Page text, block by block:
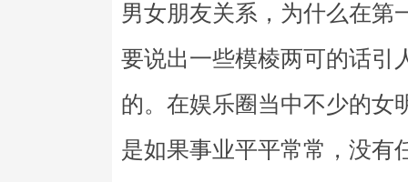
男女朋友关系，为什么在第
要说出一些模棱两可的话引
的。在娱乐圈当中不少的女
是如果事业平平常常，没有